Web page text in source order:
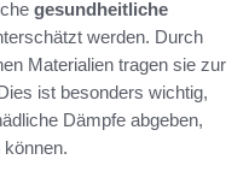
gesundheitliche
werden. Durch
Materialien tragen sie zur
ist besonders wichtig,
Dämpfe abgeben,